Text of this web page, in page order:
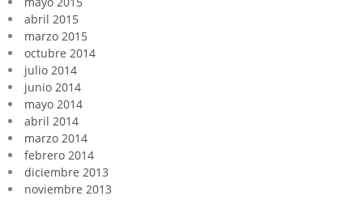
abril 2015
marzo 2015
octubre 2014
julio 2014
junio 2014
mayo 2014
abril 2014
marzo 2014
febrero 2014
diciembre 2013
noviembre 2013